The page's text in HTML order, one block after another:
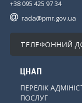
+38 095 425 97 34
rada@pmr.gov.ua
ТЕЛЕФОННИЙ
ЦНАП
ПЕРЕЛІК